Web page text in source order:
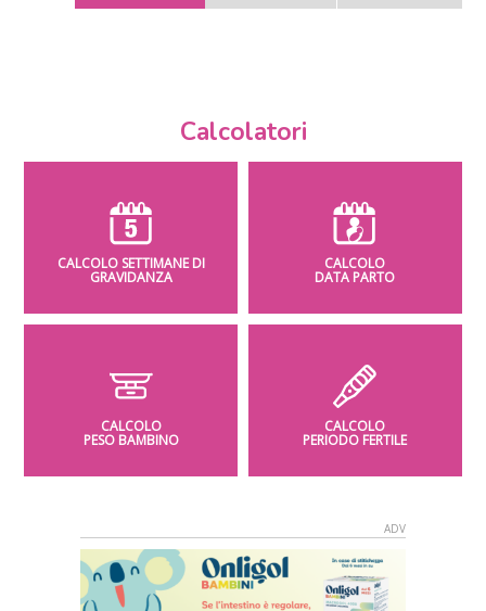
Calcolatori
CALCOLO SETTIMANE DI
GRAVIDANZA
CALCOLO
DATA PARTO
CALCOLO
PESO BAMBINO
CALCOLO
PERIODO FERTILE